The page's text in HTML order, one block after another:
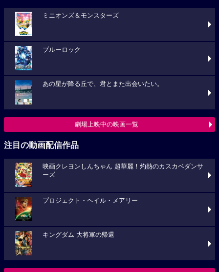
ミニオンズ＆モンスターズ
ブルーロック
あの星が降る丘で、君とまた出会いたい。
劇場上映中の映画一覧
注目の動画配信作品
映画クレヨンしんちゃん 超華麗！灼熱のカスカベダンサ
ーズ
プロジェクト・ヘイル・メアリー
キングダム 大将軍の帰還